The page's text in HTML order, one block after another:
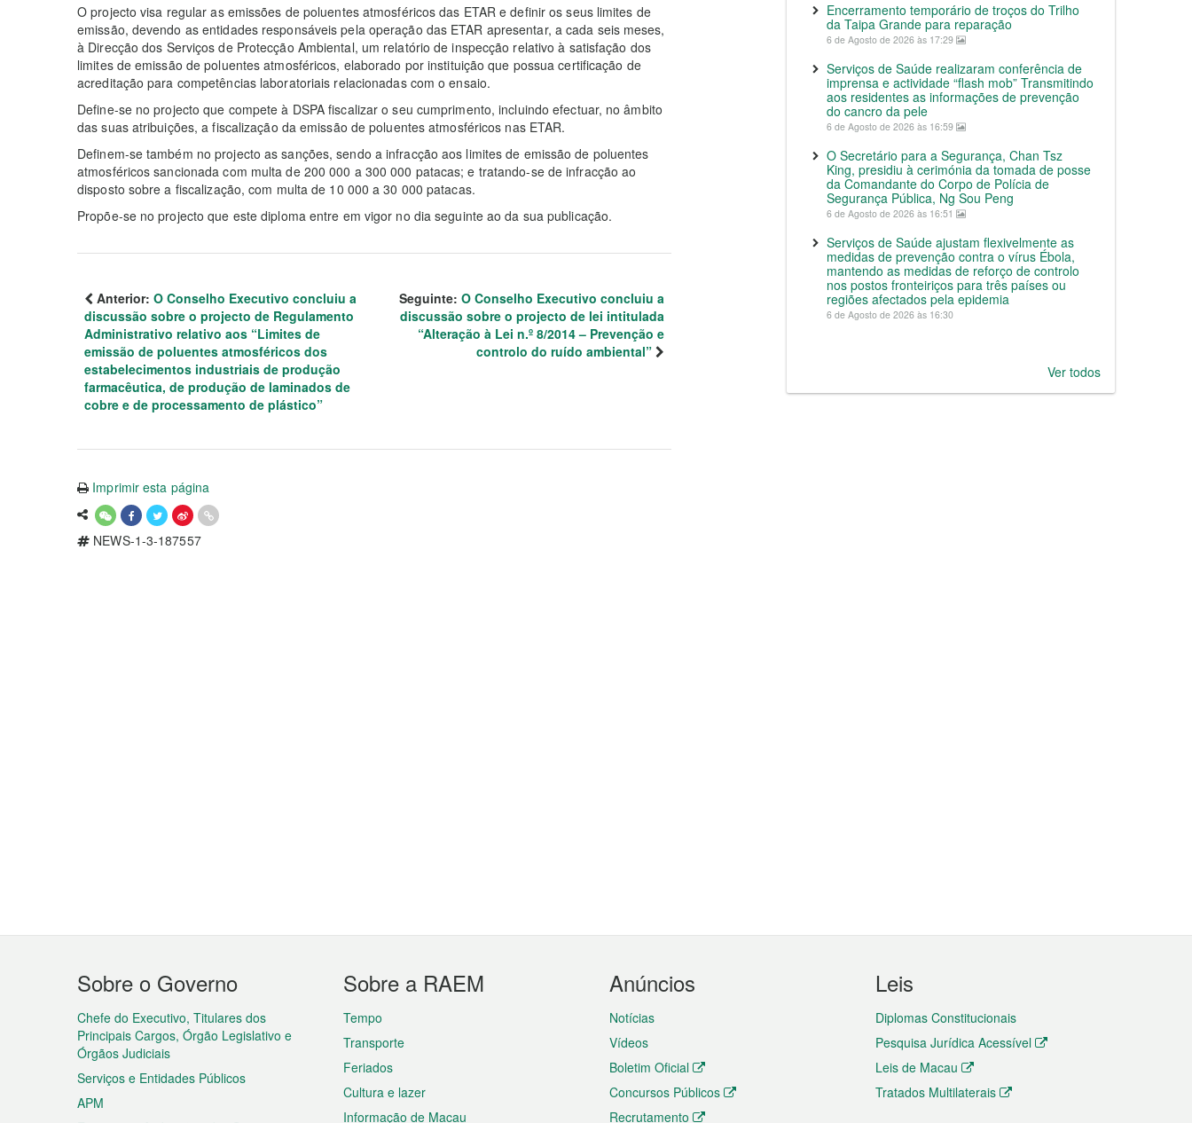
O projecto visa regular as emissões de poluentes atmosféricos das ETAR e definir os seus limites de
emissão, devendo as entidades responsáveis pela operação das ETAR apresentar, a cada seis meses,
à Direcção dos Serviços de Protecção Ambiental, um relatório de inspecção relativo à satisfação dos
limites de emissão de poluentes atmosféricos, elaborado por instituição que possua certificação de
acreditação para competências laboratoriais relacionadas com o ensaio.
Define-se no projecto que compete à DSPA fiscalizar o seu cumprimento, incluindo efectuar, no âmbito
das suas atribuições, a fiscalização da emissão de poluentes atmosféricos nas ETAR.
Definem-se também no projecto as sanções, sendo a infracção aos limites de emissão de poluentes
atmosféricos sancionada com multa de 200 000 a 300 000 patacas; e tratando-se de infracção ao
disposto sobre a fiscalização, com multa de 10 000 a 30 000 patacas.
Propõe-se no projecto que este diploma entre em vigor no dia seguinte ao da sua publicação.
Anterior: O Conselho Executivo concluiu a
discussão sobre o projecto de Regulamento
Administrativo relativo aos “Limites de
emissão de poluentes atmosféricos dos
estabelecimentos industriais de produção
farmacêutica, de produção de laminados de
cobre e de processamento de plástico”
Seguinte: O Conselho Executivo concluiu a
discussão sobre o projecto de lei intitulada
“Alteração à Lei n.º 8/2014 – Prevenção e
controlo do ruído ambiental”
Imprimir esta página
NEWS-1-3-187557
Encerramento temporário de troços do Trilho
da Taipa Grande para reparação
6 de Agosto de 2026 às 17:29
Serviços de Saúde realizaram conferência de
imprensa e actividade “flash mob” Transmitindo
aos residentes as informações de prevenção
do cancro da pele
6 de Agosto de 2026 às 16:59
O Secretário para a Segurança, Chan Tsz
King, presidiu à cerimónia da tomada de posse
da Comandante do Corpo de Polícia de
Segurança Pública, Ng Sou Peng
6 de Agosto de 2026 às 16:51
Serviços de Saúde ajustam flexivelmente as
medidas de prevenção contra o vírus Ébola,
mantendo as medidas de reforço de controlo
nos postos fronteiriços para três países ou
regiões afectados pela epidemia
6 de Agosto de 2026 às 16:30
Ver todos
Menu
do
rodapé
Sobre o Governo
Chefe do Executivo, Titulares dos
Principais Cargos, Órgão Legislativo e
Órgãos Judiciais
Serviços e Entidades Públicos
APM
Sobre a RAEM
Tempo
Transporte
Feriados
Cultura e lazer
Informação de Macau
Anúncios
Notícias
Vídeos
Boletim Oficial
Concursos Públicos
Recrutamento
Leis
Diplomas Constitucionais
Pesquisa Jurídica Acessível
Leis de Macau
Tratados Multilaterais